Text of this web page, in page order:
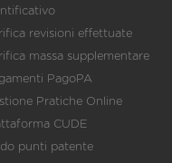
revisioni effettuate
massa supplementare
PagoPA
Pratiche Online
CUDE
punti patente